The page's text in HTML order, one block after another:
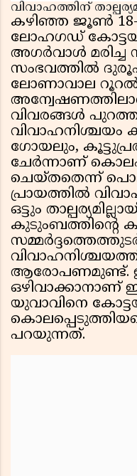
വിവാഹത്തിന്
കഴിഞ്ഞ ജൂൺ
ലോഹഗഡ്
അഗർവാൾ മരിച്ച
സംഭവത്തിൽ
ലോണാവാല
വിവരങ്ങൾ
വിവാഹനിശ്ചയം
ഗോയലും,
ചേർന്നാണ്
ചെയ്തതെന്ന്
പ്രായത്തിൽ
ഒട്ടും
കുടുംബത്തിന്റെ
ആരോപണമുണ്ട്.
ഒഴിവാക്കാനാണ്
യുവാവിനെ
പറയുന്നത്.